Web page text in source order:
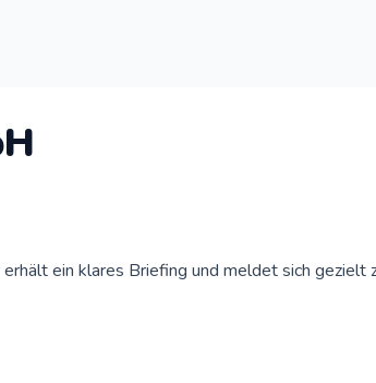
ein klares Briefing und meldet sich gezielt